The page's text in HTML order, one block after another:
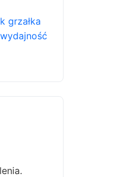
grzałka